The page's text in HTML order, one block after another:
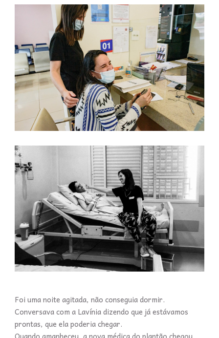
Foi uma noite agitada, não conseguia dormir.
Conversava com a Lavínia dizendo que já estávamos
prontas, que ela poderia chegar.